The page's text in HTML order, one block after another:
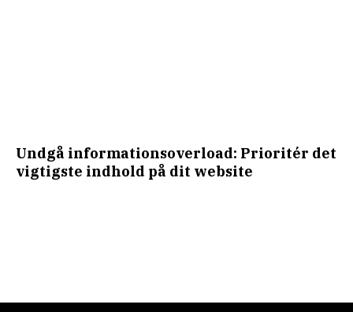
Undgå informationsoverload: Prioritér det
vigtigste indhold på dit website